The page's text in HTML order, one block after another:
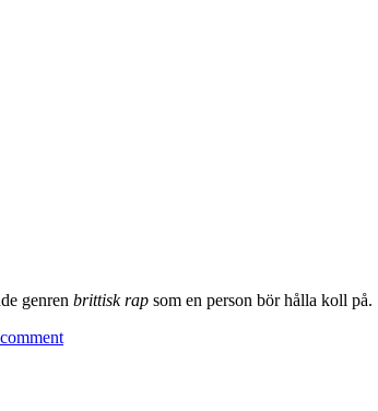
genren brittisk rap som en person bör hålla koll på.